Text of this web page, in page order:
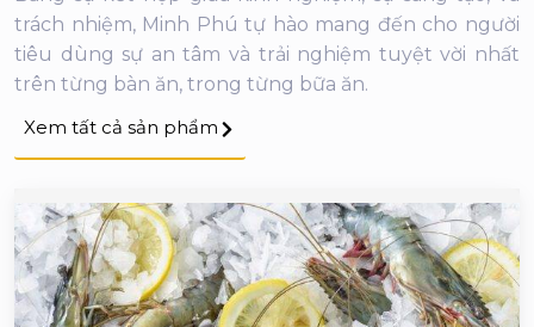
Xem tất cả sản phẩm
trách nhiệm, Minh Phú tự hào mang đến cho người
tiêu dùng sự an tâm và trải nghiệm tuyệt vời nhất
trên từng bàn ăn, trong từng bữa ăn.